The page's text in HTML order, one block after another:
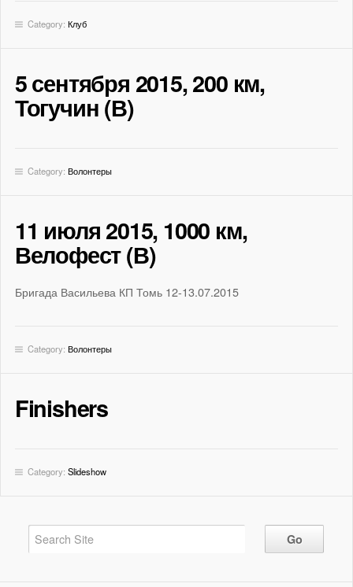
Category: Клуб
5 сентября 2015, 200 км,
Тогучин (В)
Category: Волонтеры
11 июля 2015, 1000 км,
Велофест (В)
Бригада Васильева КП Томь 12-13.07.2015
Category: Волонтеры
Finishers
Category: Slideshow